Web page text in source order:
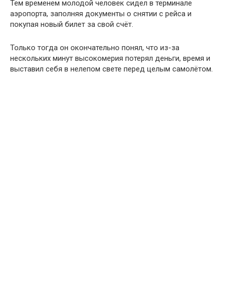
Тем временем молодой человек сидел в терминале
аэропорта, заполняя документы о снятии с рейса и
покупая новый билет за свой счёт.
Только тогда он окончательно понял, что из-за
нескольких минут высокомерия потерял деньги, время и
выставил себя в нелепом свете перед целым самолётом.